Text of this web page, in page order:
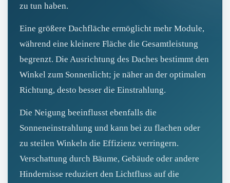
zu tun haben.
Eine größere Dachfläche ermöglicht mehr Module,
während eine kleinere Fläche die Gesamtleistung
begrenzt. Die Ausrichtung des Daches bestimmt den
Winkel zum Sonnenlicht; je näher an der optimalen
Richtung, desto besser die Einstrahlung.
Die Neigung beeinflusst ebenfalls die
Sonneneinstrahlung und kann bei zu flachen oder
zu steilen Winkeln die Effizienz verringern.
Verschattung durch Bäume, Gebäude oder andere
Hindernisse reduziert den Lichtfluss auf die